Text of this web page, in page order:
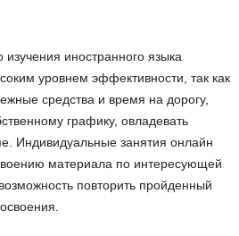
иностранного языка
уровнем эффективности, так как
средства и время на дорогу,
графику, овладевать
Индивидуальные занятия онлайн
материала по интересующей
повторить пройденный